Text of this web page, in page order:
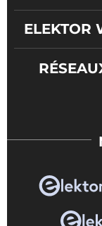
ELEKTOR